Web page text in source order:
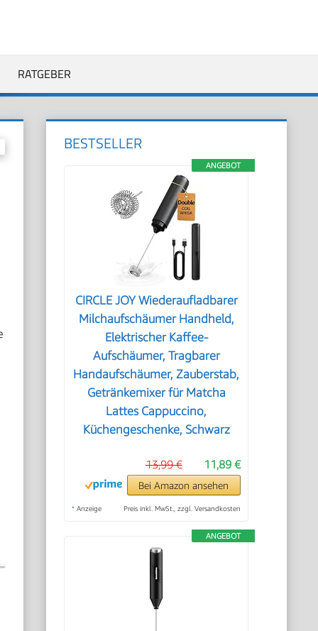
RATGEBER
BESTSELLER
ANGEBOT
CIRCLE JOY Wiederaufladbarer
Milchaufschäumer Handheld,
Elektrischer Kaffee-
Aufschäumer, Tragbarer
Handaufschäumer, Zauberstab,
Getränkemixer für Matcha
Lattes Cappuccino,
Küchengeschenke, Schwarz
11,89 €
13,99 €
Bei Amazon ansehen
* Anzeige Preis inkl. MwSt., zzgl. Versandkosten
ANGEBOT